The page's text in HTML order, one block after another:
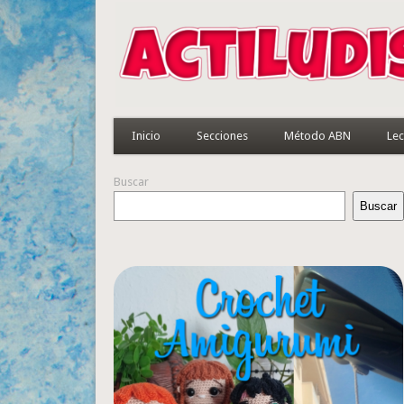
Inicio Secciones Método ABN
Buscar
Buscar